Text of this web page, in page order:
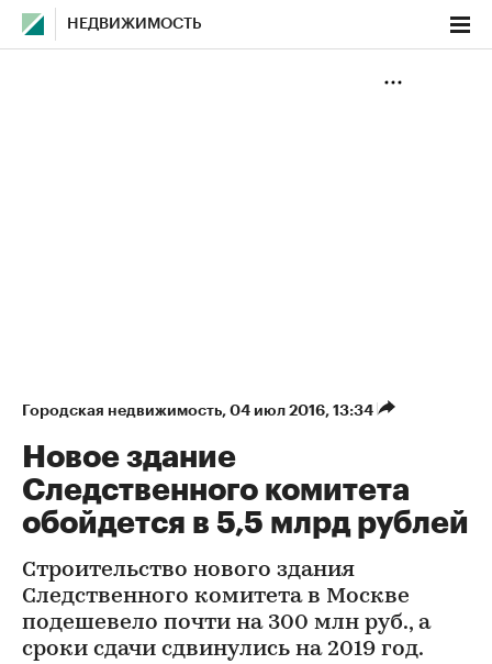
НЕДВИЖИМОСТЬ
Городская недвижимость⁠, 04 июл 2016, 13:34
Новое здание
Следственного комитета
обойдется в 5,5 млрд рублей
Строительство нового здания
Следственного комитета в Москве
подешевело почти на 300 млн руб., а
сроки сдачи сдвинулись на 2019 год.